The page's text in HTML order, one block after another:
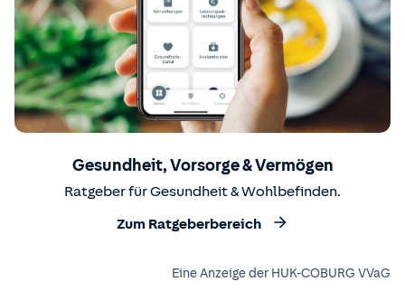
Gesundheit, Vorsorge & Vermögen
Ratgeber für Gesundheit & Wohlbefinden.
Zum Ratgeberbereich
Eine Anzeige der HUK-COBURG VVaG